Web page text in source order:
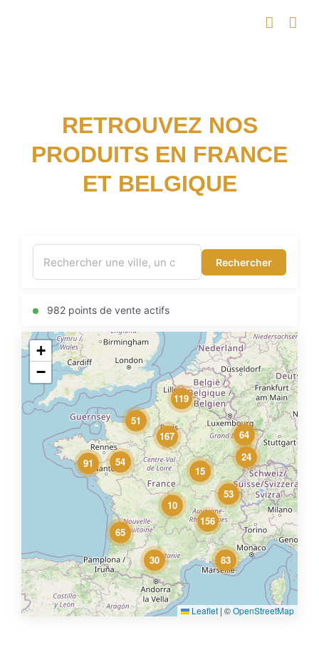
RETROUVEZ NOS
PRODUITS EN FRANCE
ET BELGIQUE
Rechercher
982 points de vente actifs
30
65
54
91
51
64
167
119
10
15
24
83
53
156
+
−
Leaflet | ©OpenStreetMap